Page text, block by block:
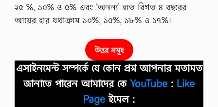
২৫ %, ১০% ও ৫% এবং ‘অনন্য’ হতে বিগত ৪ বছরের
আয়ের হার যথাক্রমে ১০%, ১৫%, ১৮% ও ১৭%।
উত্তর সমূহ
এসাইনমেন্ট সম্পর্কে যে কোন প্রশ্ন আপনার মতামত
জানাতে পারেন আমাদের কে YouTube : Like
Page ইমেল :